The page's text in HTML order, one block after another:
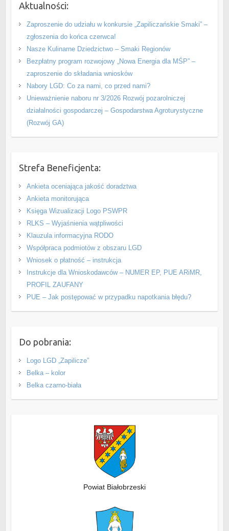
Aktualności:
Zaproszenie do udziału w konkursie „Zapiliczańskie Smaki” –
zgłoszenia do końca czerwca!
Nasze Kulinarne Dziedzictwo – Smaki Regionów
Bezpłatny program rozwojowy „Nowa Energia dla MŚP” –
zaproszenie do składania wniosków
Nabory LGD: Co za nami, co przed nami?
Unieważnienie naboru nr 3/2026 Rozwój pozarolniczej
działalności gospodarczej – Gospodarstwa Agroturystyczne
(Rozwój GA)
Strefa Beneficjenta:
Ankieta oceniająca jakość doradztwa
Ankieta monitorująca
Księga Wizualizacji Logo PSWPR
RLKS – Wyjaśnienia wątpliwości
Klauzula informacyjna RODO
Współpraca podmiotów z obszaru LGD
Wniosek o płatność – instrukcja
Instrukcje dla Wnioskodawców – NUMER EP, PUE ARiMR,
PROFIL ZAUFANY
PUE – Jak postępować w przypadku napotkania błędu?
Do pobrania:
Logo LGD „Zapilicze”
Belka – kolor
Belka czarno-biała
Powiat Białobrzeski